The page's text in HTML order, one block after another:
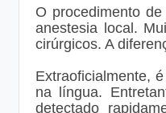
O procedimento
anestesia local.
cirúrgicos. A
Extraoficialmente,
na língua.
detectado